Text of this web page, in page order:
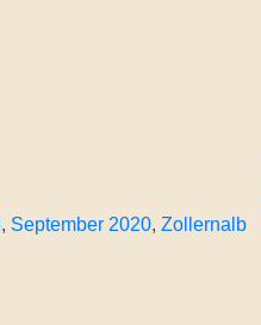
, September 2020, Zollernalb